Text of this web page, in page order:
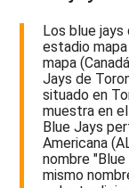
Los blue jays
estadio mapa
mapa
Jays de
situado en
muestra en
Blue Jays
Americana
nombre
mismo